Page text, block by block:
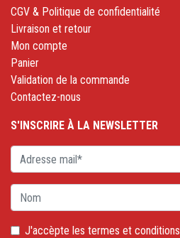
CGV & Politique de confidentialité
Livraison et retour
Mon compte
Panier
Validation de la commande
Contactez-nous
S'INSCRIRE À LA NEWSLETTER
J'accèpte les termes et conditions